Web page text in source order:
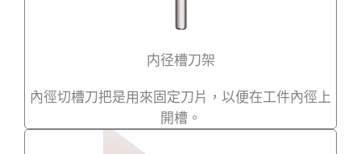
内径槽刀架
內徑切槽刀把是用來固定刀片，以便在工件內徑上
開槽。